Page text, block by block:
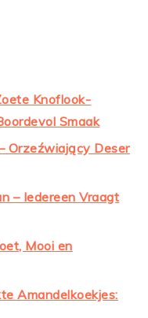
Knoflook-
Smaak
Orzeźwiający Deser
– Iedereen Vraagt
Mooi en
Amandelkoekjes: